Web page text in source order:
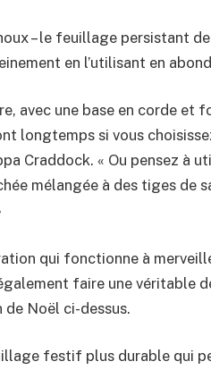
– le feuillage persistant
en l’utilisant en
avec une base en corde et
longtemps si vous
Craddock. « Ou pensez à
mélangée à des tiges de
qui fonctionne à
faire une véritable
Noël ci-dessus.
festif plus durable qui